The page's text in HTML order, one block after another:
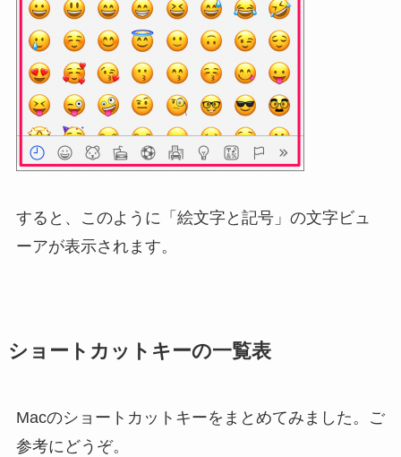
すると、このように「絵文字と記号」の文字ビュ
ーアが表示されます。
ショートカットキーの一覧表
Macのショートカットキーをまとめてみました。ご
参考にどうぞ。